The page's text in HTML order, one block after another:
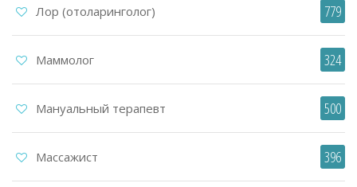
Лор (отоларинголог) 779
Маммолог 324
Мануальный терапевт 500
Массажист 396